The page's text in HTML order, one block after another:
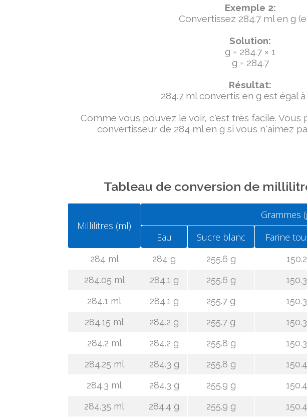
Exemple 2:
Convertissez 284.7 ml en g
Solution:
g = 284.7 × 1
g = 284.7
Résultat:
284.7 ml convertis en g est égal à
Comme vous pouvez le voir, c'est très facile. Vous
convertisseur de 284 ml en g si vous n'aimez
Tableau de conversion de
Millilitres (ml)
Grammes
Eau
Sucre blanc Farine
284 ml 284 g 255.6 g
284.05 ml
284.1 g 255.6 g
284.1 ml
284.1 g 255.7 g
284.15 ml
284.2 g 255.7 g
284.2 ml
284.2 g 255.8 g
284.25 ml
284.3 g 255.8 g
284.3 ml
284.3 g 255.9 g
284.35 ml
284.4 g 255.9 g